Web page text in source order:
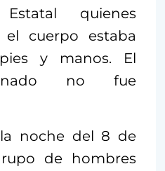
quienes
el cuerpo estaba
y manos. El
no fue
noche del 8 de
de hombres